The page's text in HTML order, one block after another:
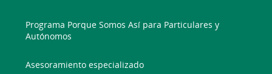
Programa Porque Somos Así para Particulares y
Autónomos
Asesoramiento especializado